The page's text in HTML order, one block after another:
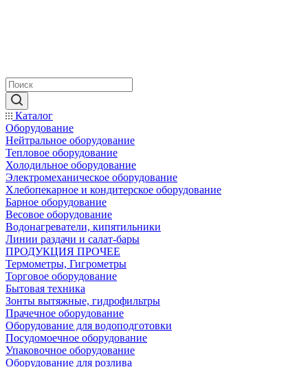
Каталог
Оборудование
Нейтральное оборудование
Тепловое оборудование
Холодильное оборудование
Электромеханическое оборудование
Хлебопекарное и кондитерское оборудование
Барное оборудование
Весовое оборудование
Водонагреватели, кипятильники
Линии раздачи и салат-бары
ПРОДУКЦИЯ ПРОЧЕЕ
Термометры, Гигрометры
Торговое оборудование
Бытовая техника
Зонты вытяжные, гидрофильтры
Прачечное оборудование
Оборудование для водоподготовки
Посудомоечное оборудование
Упаковочное оборудование
Оборудование для розлива